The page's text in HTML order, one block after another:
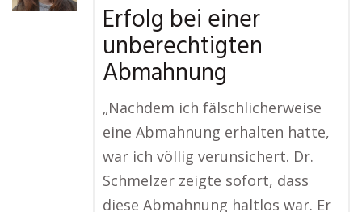
Erfolg bei einer
unberechtigten
Abmahnung
„Nachdem ich fälschlicherweise
eine Abmahnung erhalten hatte,
war ich völlig verunsichert. Dr.
Schmelzer zeigte sofort, dass
diese Abmahnung haltlos war. Er